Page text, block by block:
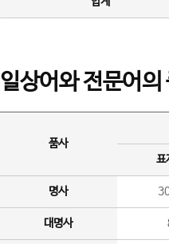
일상어와 전문어의
품사
표
명사
대명사